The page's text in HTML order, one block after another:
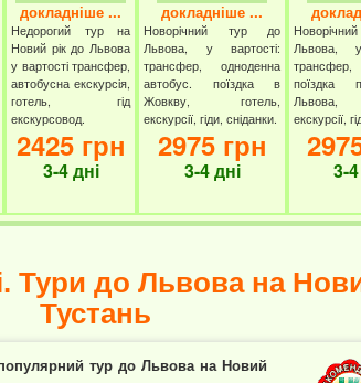
докладніше ...
Недорогий тур на
Новий рік до Львова
у вартості трансфер,
автобусна екскурсія,
готель, гід
екскурсовод.
2425 грн
3-4 дні
докладніше ...
Новорічний тур до
Львова, у вартості:
трансфер, одноденна
автобус. поїздка в
Жовкву, готель,
екскурсії, гіди, сніданки.
2975 грн
3-4 дні
Львова, у
поїздка
екскурсії,
3-
Тури до Львова на
Тустань
тур до Львова на Новий